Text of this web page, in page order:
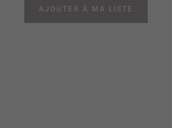
AJOUTER À MA LISTE